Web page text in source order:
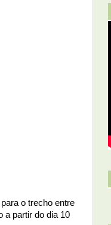
o trecho entre
a partir do dia 10